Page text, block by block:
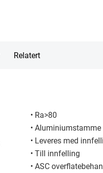
Relatert
• Ra>80
• Aluminiumstamme
• Leveres med
• Till innfelling
• ASC